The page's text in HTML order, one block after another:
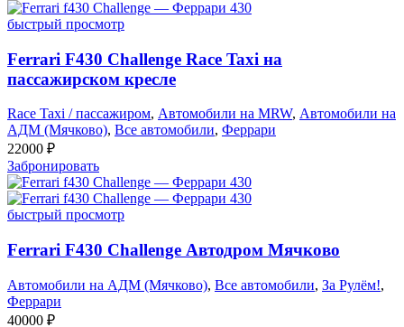
быстрый просмотр
Ferrari F430 Challenge Race Taxi на
пассажирском кресле
Race Taxi / пассажиром, Автомобили на MRW, Автомобили на
АДМ (Мячково), Все автомобили, Феррари
22000 ₽
Забронировать
быстрый просмотр
Ferrari F430 Challenge Автодром Мячково
Автомобили на АДМ (Мячково), Все автомобили, За Рулём!,
Феррари
40000 ₽